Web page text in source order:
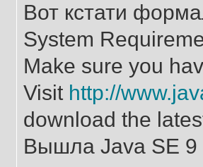
Вот кстати
System
Make sure you
Visit http://
download the
Вышла Java SE 9